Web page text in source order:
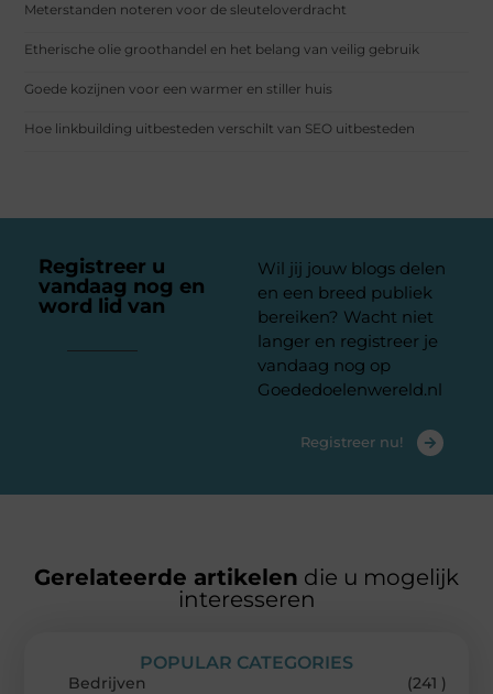
Meterstanden noteren voor de sleuteloverdracht
Etherische olie groothandel en het belang van veilig gebruik
Goede kozijnen voor een warmer en stiller huis
Hoe linkbuilding uitbesteden verschilt van SEO uitbesteden
Registreer u
vandaag nog en
word lid van
Wil jij jouw blogs delen
en een breed publiek
bereiken? Wacht niet
langer en registreer je
vandaag nog op
Goededoelenwereld.nl
Registreer nu!
Gerelateerde artikelen die u mogelijk
interesseren
POPULAR CATEGORIES
Bedrijven
(241 )